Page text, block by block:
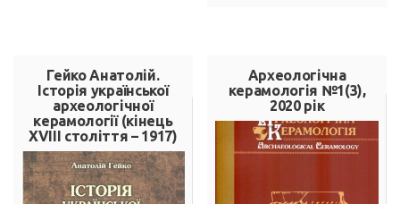
Гейко Анатолій.
Історія української
археологічної
керамології (кінець
XVIII століття – 1917)
Археологічна
керамологія №1(3),
2020 рік